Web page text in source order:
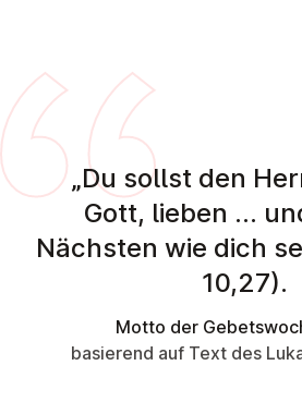
„Du sollst den
Gott, lieben …
Nächsten wie dich
10,27).
Motto der
basierend auf Text des